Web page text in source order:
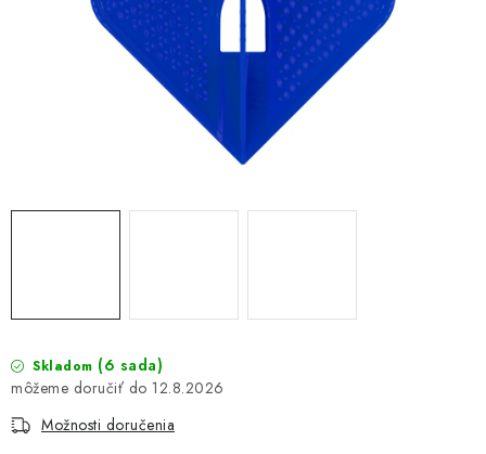
Skladom (6 sada)
12.8.2026
Možnosti doručenia